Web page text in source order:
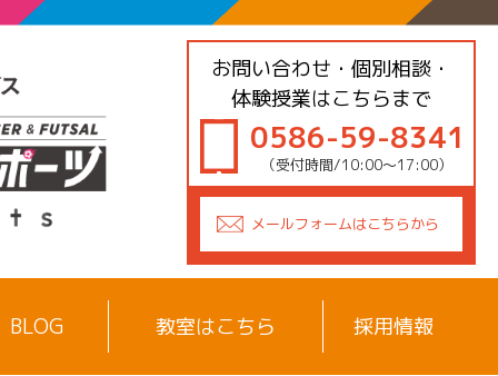
お問い合わせ・個別相談・
体験授業はこちらまで
0586-59-8341
（受付時間/10:00〜17:00）
メールフォームはこちらから
BLOG 教室はこちら 採用情報